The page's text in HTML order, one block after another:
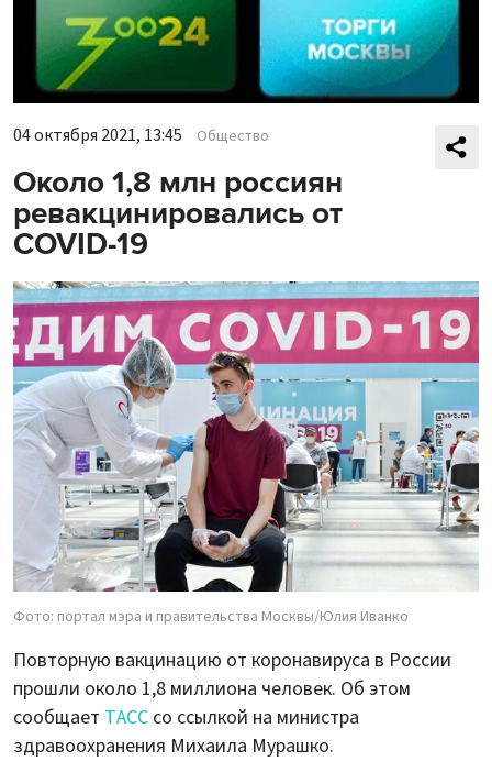
04 октября 2021, 13:45 Общество
Около 1,8 млн россиян
ревакцинировались от
COVID-19
Фото: портал мэра и правительства Москвы/Юлия Иванко
Повторную вакцинацию от коронавируса в России
прошли около 1,8 миллиона человек. Об этом
сообщает ТАСС со ссылкой на министра
здравоохранения Михаила Мурашко.